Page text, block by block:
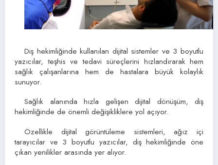
Diş hekimliğinde kullanılan dijital sistemler ve 3 boyutlu
yazıcılar, teşhis ve tedavi süreçlerini hızlandırarak hem
sağlık çalışanlarına hem de hastalara büyük kolaylık
sunuyor.
Sağlık alanında hızla gelişen dijital dönüşüm, diş
hekimliğinde de önemli değişikliklere yol açıyor.
Özellikle dijital görüntüleme sistemleri, ağız içi
tarayıcılar ve 3 boyutlu yazıcılar, diş hekimliğinde öne
çıkan yenilikler arasında yer alıyor.